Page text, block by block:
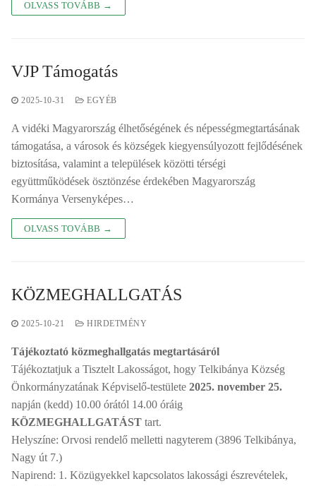
OLVASS TOVÁBB →
VJP Támogatás
2025-10-31 EGYÉB
A vidéki Magyarország élhetőségének és népességmegtartásának
támogatása, a városok és községek kiegyensúlyozott fejlődésének
biztosítása, valamint a települések közötti térségi
együttműködések ösztönzése érdekében Magyarország
Kormánya Versenyképes…
OLVASS TOVÁBB →
KÖZMEGHALLGATÁS
2025-10-21 HIRDETMÉNY
Tájékoztató közmeghallgatás megtartásáról
Tájékoztatjuk a Tisztelt Lakosságot, hogy Telkibánya Község
Önkormányzatának Képviselő-testülete 2025. november 25.
napján (kedd) 10.00 órától 14.00 óráig
KÖZMEGHALLGATÁST tart.
Helyszíne: Orvosi rendelő melletti nagyterem (3896 Telkibánya,
Nagy út 7.)
Napirend: 1. Közügyekkel kapcsolatos lakossági észrevételek,